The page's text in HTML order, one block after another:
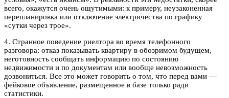
всего, окажутся очень ощутимыми: к примеру, неузаконенная
перепланировка или отключение электричества по графику
«сутки через трое».
4. Странное поведение риелтора во время телефонного
разговора: отказ показывать квартиру в обозримом будущем,
неготовность сообщать информацию по состоянию
недвижимости и по документам или вообще невозможность
дозвониться. Все это может говорить о том, что перед вами —
фейковое объявление, размещенное в базе только ради
статистики.